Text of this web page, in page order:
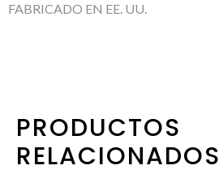
FABRICADO EN EE. UU.
PRODUCTOS
RELACIONADOS